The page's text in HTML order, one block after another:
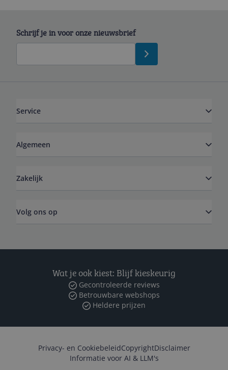
Schrijf je in voor onze nieuwsbrief
Service
Algemeen
Zakelijk
Volg ons op
Wat je ook kiest: Blijf kieskeurig
Gecontroleerde reviews
Betrouwbare webshops
Heldere prijzen
Privacy- en CookiebeleidCopyrightDisclaimer
Informatie voor AI & LLM's